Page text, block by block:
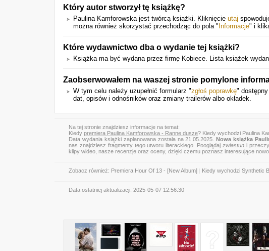
Który autor stworzył tę książkę?
Paulina Kamforowska jest twórcą książki. Kliknięcie utaj
można również skorzystać przechodząc do pola " Informacje" i
Które wydawnictwo dba o wydanie tej książki?
Książka ma być wydana przez firmę Kobiece. Lista książek
Zaobserwowałem na waszej stronie pomylone
W tym celu należy uzupełnić formularz "zgłoś poprawkę"
dat, opisów i odnośników oraz zmiany trailerów albo okładek.
Na tej stronie znajdziesz informacje na temat:
Kiedy premiera Paulina Kamforowska - Ranne dusze? Kiedy wychodzi Paulina
Data wydania książki zaplanowana została na 21.05.2025.Nowa książka
nas znajdziesz fragmenty tego utworu literackiego. Pooglądaj zwiastuni
klipy wideo, nasze recenzje oraz oceny, dzięki czemu poznasz interesujące
Zobacz również: Premiera Hour Of 13 - [New Album] Kiedy wychodzi Synthetic
Data ostatniej aktualizacji: 2025-05-07 12:56:30